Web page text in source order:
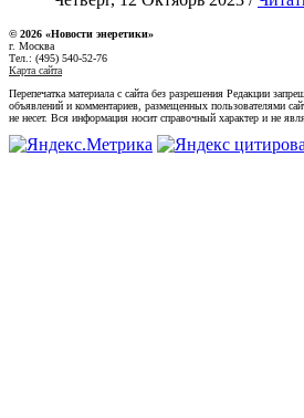
© 2026 «Новости энеретики»
г. Москва
Тел.: (495) 540-52-76
Карта сайта
Перепечатка материала с сайта без разрешения Редакции
объявлений и комментариев, размещенных пользователями
не несет. Вся информация носит справочный характер и не